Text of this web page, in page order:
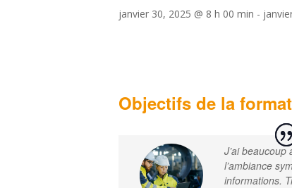
janvier 30, 2025 @ 8 h 00 min -
Objectifs de la
J’ai
l’ambiance
informations.